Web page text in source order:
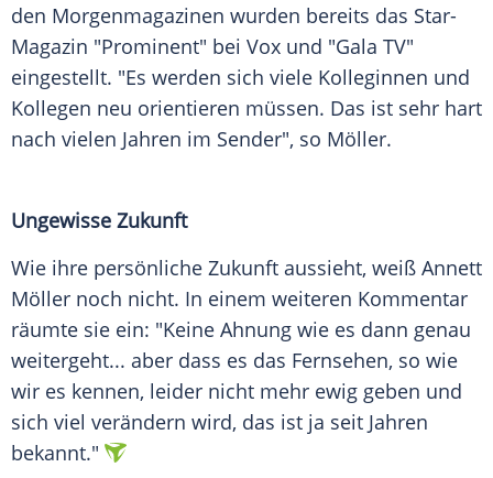
den Morgenmagazinen wurden bereits das Star-
Magazin "Prominent" bei Vox und "Gala TV"
eingestellt. "Es werden sich viele Kolleginnen und
Kollegen neu orientieren müssen. Das ist sehr hart
nach vielen Jahren im Sender", so Möller.
Ungewisse Zukunft
Wie ihre persönliche Zukunft aussieht, weiß Annett
Möller noch nicht. In einem weiteren Kommentar
räumte sie ein: "Keine Ahnung wie es dann genau
weitergeht... aber dass es das Fernsehen, so wie
wir es kennen, leider nicht mehr ewig geben und
sich viel verändern wird, das ist ja seit Jahren
bekannt."